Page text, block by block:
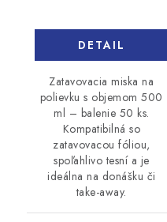
DETAIL
Zatavovacia miska na
polievku s objemom 500
ml – balenie 50 ks.
Kompatibilná so
zatavovacou fóliou,
spoľahlivo tesní a je
ideálna na donášku či
take-away.